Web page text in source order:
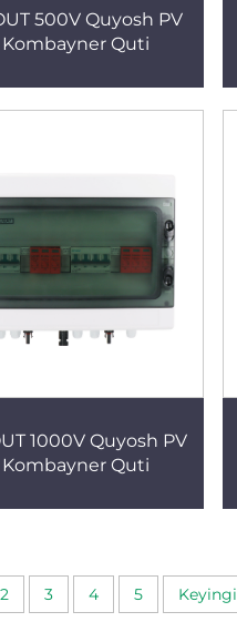
500V Quyosh PV
Kombayner Quti
1000V Quyosh PV
Kombayner Quti
2 3 4 5 Keyingi